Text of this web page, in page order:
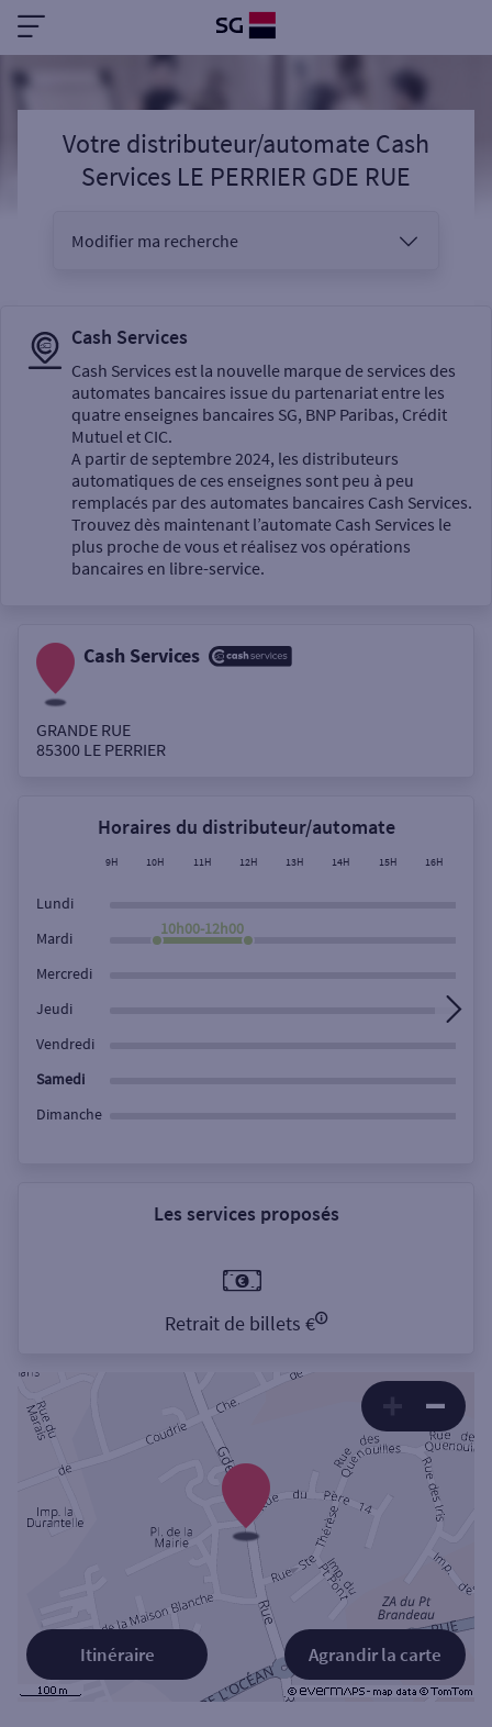
Votre distributeur/automate Cash
Services LE PERRIER GDE RUE
Modifier ma recherche
Sélectionnez votre recherche
Un service
Autour de moi
Rue
Cash Services
Cash Services est la nouvelle marque de services des
automates bancaires issue du partenariat entre les
quatre enseignes bancaires SG, BNP Paribas, Crédit
Mutuel et CIC.
A partir de septembre 2024, les distributeurs
automatiques de ces enseignes sont peu à peu
remplacés par des automates bancaires Cash Services.
Trouvez dès maintenant l’automate Cash Services le
plus proche de vous et réalisez vos opérations
bancaires en libre-service.
Cash Services
GRANDE RUE
85300 LE PERRIER
Horaires du distributeur/automate
9H 10H 11H 12H 13H 14H 15H 16H
Lundi
Mardi
10h00-12h00
Mercredi
Jeudi
Vendredi
Samedi
Dimanche
Les services proposés
Retrait de billets €
Agrandir la carte
Itinéraire